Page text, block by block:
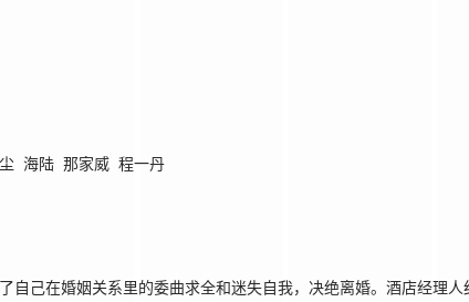
海陆 那家威 程一丹
自己在婚姻关系里的委曲求全和迷失自我，决绝离婚。酒店经理